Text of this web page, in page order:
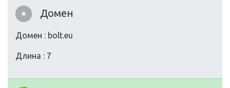
Домен
Домен : bolt.eu
Длина : 7